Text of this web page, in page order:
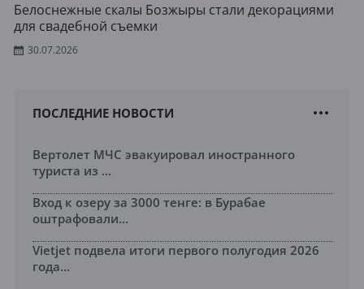
Белоснежные скалы Бозжыры стали декорациями
для свадебной съемки
30.07.2026
ПОСЛЕДНИЕ НОВОСТИ
Вертолет МЧС эвакуировал иностранного
туриста из ...
Вход к озеру за 3000 тенге: в Бурабае
оштрафовали...
Vietjet подвела итоги первого полугодия 2026
года...